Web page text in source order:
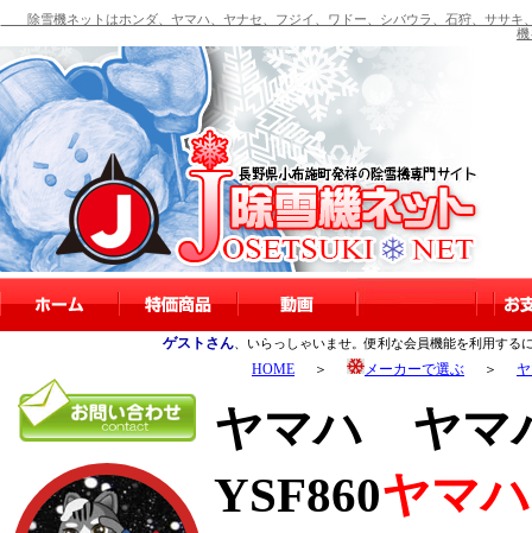
除雪機ネットはホンダ、ヤマハ、ヤナセ、フジイ、ワドー、シバウラ、石狩、ササキ
機
ゲストさん 、いらっしゃいませ。便利な会員機能を利用する
HOME ＞ メーカーで選ぶ ＞
ヤマハ ヤマ
YSF860ヤマ